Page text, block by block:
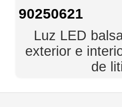
90250621
Luz LED
exterior e
de